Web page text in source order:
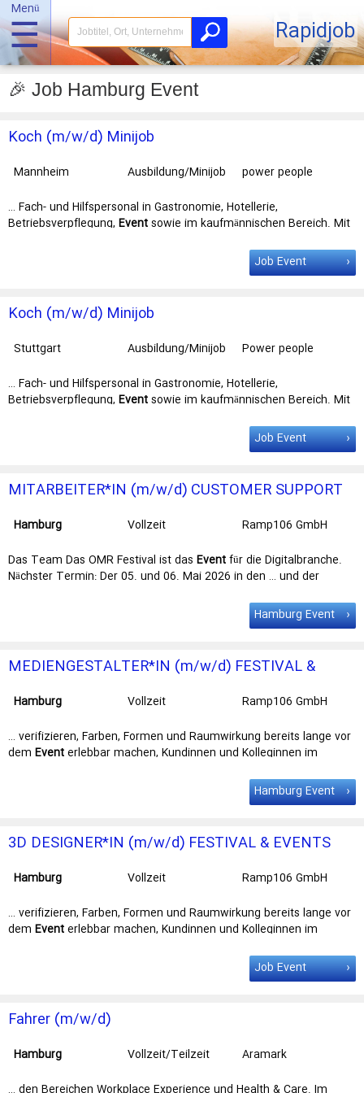
Menü
☰ Rapidjob
🎉 Job Hamburg Event
Koch (m/w/d) Minijob
Mannheim Ausbildung/Minijob
power people
… Fach- und Hilfspersonal in Gastronomie, Hotellerie,
Betriebsverpflegung, Eventsowie im kaufmännischen Bereich. Mit
Hamburg, Hannover,
Mannheim und Stuttgart ist die power people GmbH bundesweit …
auf Minijob - Basis. Wir bieten dir: Übertarifliche Bezahlung bis zu
19,00 € pro …
Job Event
Koch (m/w/d) Minijob
Stuttgart Ausbildung/Minijob
Power people
Niederlassung
Stuttgart
… Fach- und Hilfspersonal in Gastronomie, Hotellerie,
Betriebsverpflegung, Eventsowie im kaufmännischen Bereich. Mit
Hamburg, Hannover,
Mannheim und Stuttgart ist die power people GmbH bundesweit …
power people ermöglicht dir, in verschiedene Bereiche …
Job Event
MITARBEITER*IN (m/w/d) CUSTOMER SUPPORT
Hamburg Vollzeit
Ramp106 GmbH
Das Team Das OMR Festival ist das Eventfür die Digitalbranche.
Nächster Termin: Der 05. und 06. Mai 2026 in den … und der
und Home United). Weitere Informationen unter
www.omr.com. … praxisnahe Leitfäden zu den wichtigsten Online
alle Aktivitäten rund um die Themen Recruiting …
Hamburg Event
MEDIENGESTALTER*IN (m/w/d) FESTIVAL &
Hamburg Vollzeit
Ramp106 GmbH
… verifizieren, Farben, Formen und Raumwirkung bereits lange vor
dem Eventerlebbar machen, Kundinnen und Kolleginnen im
Hamburgund mindestens
50%iger Office-Präsenz Kontakt Wenn du zukünftig morgens …
Das OMR jobs & HR Team kümmert sich um alle Aktivitäten rund
um die Themen Recruiting …
Hamburg Event
3D DESIGNER*IN (m/w/d) FESTIVAL & EVENTS
Hamburg Vollzeit
Ramp106 GmbH
… verifizieren, Farben, Formen und Raumwirkung bereits lange vor
dem Eventerlebbar machen, Kundinnen und Kolleginnen im
Hamburgund mindestens
50%iger Office-Präsenz Kontakt Wenn du zukünftig morgens …
Das OMR jobs & HR Team kümmert sich um alle Aktivitäten rund
um die Themen Recruiting …
Job Event
Fahrer (m/w/d)
Hamburg Vollzeit/Teilzeit
Aramark